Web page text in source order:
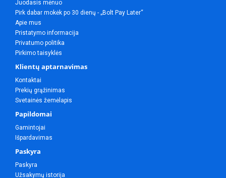
Juodasis mėnuo
Pirk dabar mokėk po 30 dienų - „Bolt Pay Later“
Apie mus
Pristatymo informacija
Privatumo politika
Pirkimo taisyklės
Klientų aptarnavimas
Kontaktai
Prekių grąžinimas
Svetainės žemėlapis
Papildomai
Gamintojai
Išpardavimas
Paskyra
Paskyra
Užsakymų istorija